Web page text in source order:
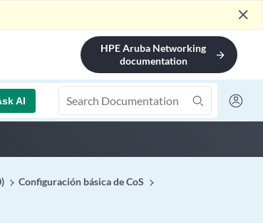
close
HPE Aruba Networking
documentation
arrow_forward
AI
Configuración básica de CoS